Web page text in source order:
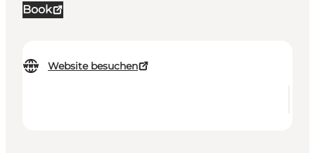
Book
Website besuchen